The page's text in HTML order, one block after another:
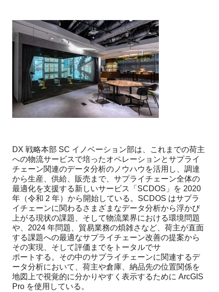
ャ
パ
ン
DX 戦略本部 SC イノベーション部は、これまでの荷主
への物流サービスで培ったオペレーションとサプライ
チェーン関連のデータ分析のノウハウを活用し、調達
から生産、供給、販売まで、サプライチェーン全体の
最適化を支援する新しいサービス「SCDOS」を 2020
年（令和 2 年）から開始している。SCDOS はサプラ
イチェーンに関わるさまざまなデータ分析から浮かび
上がる現状の課題、そして物流業界における環境問題
や、2024 年問題、貿易業務の煩雑さなど、荷主が直面
する課題への最適なサプライチェーン改善の提案から
その実現、そして評価までをトータルでサ
ポートする。その中のサプライチェーンに関連するデ
ータ分析において、荷主や倉庫、納品先の位置関係を
地図上で視覚的に分かりやすく表示するために ArcGIS
Pro を使用している。